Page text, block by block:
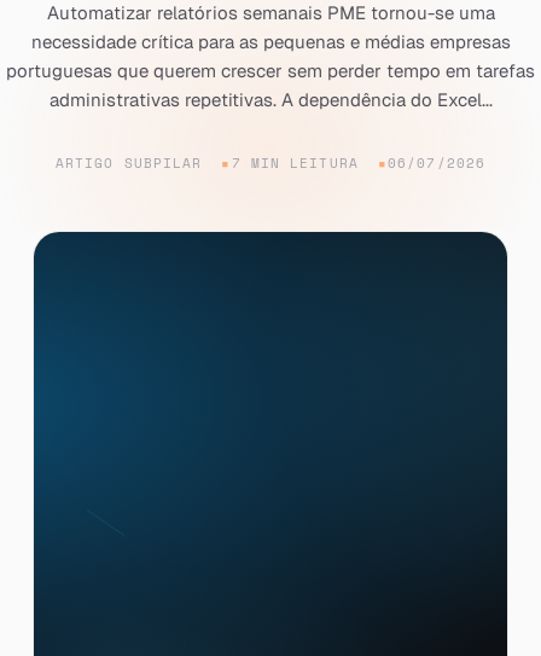
Automatizar relatórios semanais PME tornou-se uma
necessidade crítica para as pequenas e médias empresas
portuguesas que querem crescer sem perder tempo em tarefas
administrativas repetitivas. A dependência do Excel...
ARTIGO SUBPILAR 7 MIN LEITURA 06/07/2026